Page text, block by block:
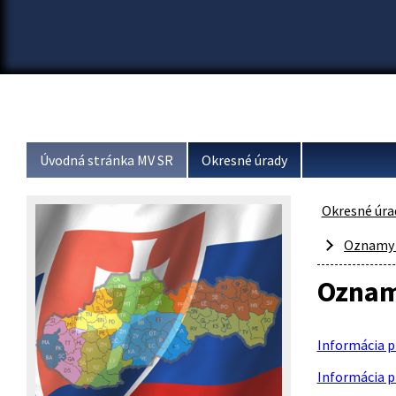
Úvodná stránka MV SR Okresné úrady
Okresné
Informácia
Informácia